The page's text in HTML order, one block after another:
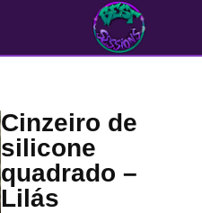
Cinzeiro de
silicone
quadrado –
Lilás